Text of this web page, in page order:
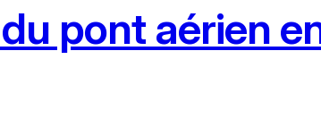
pont aérien